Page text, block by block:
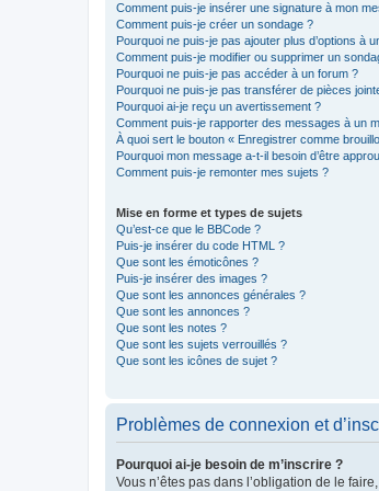
Comment puis-je insérer une signature à mon
Comment puis-je créer un sondage ?
Pourquoi ne puis-je pas ajouter plus d’options à
Comment puis-je modifier ou supprimer un
Pourquoi ne puis-je pas accéder à un forum ?
Pourquoi ne puis-je pas transférer de pièces
Pourquoi ai-je reçu un avertissement ?
Comment puis-je rapporter des messages à un
À quoi sert le bouton « Enregistrer comme
Pourquoi mon message a-t-il besoin d’être
Comment puis-je remonter mes sujets ?
Mise en forme et types de sujets
Qu’est-ce que le BBCode ?
Puis-je insérer du code HTML ?
Que sont les émoticônes ?
Puis-je insérer des images ?
Que sont les annonces générales ?
Que sont les annonces ?
Que sont les notes ?
Que sont les sujets verrouillés ?
Que sont les icônes de sujet ?
Problèmes de connexion et
Pourquoi ai-je besoin de m’inscrire ?
Vous n’êtes pas dans l’obligation de le